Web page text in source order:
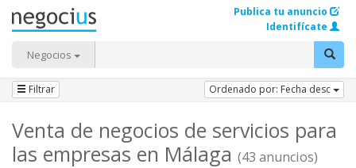
Negocios
Publica tu anuncio
Identifícate
Filtrar Ordenado por: Fecha desc
Venta de negocios de servicios para
las empresas en Málaga (43 anuncios)